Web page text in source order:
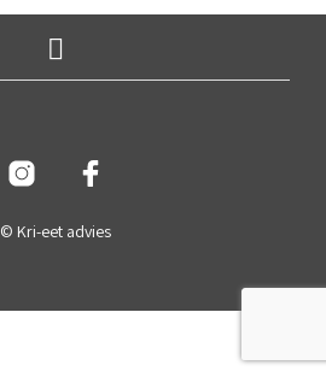
© Kri-eet advies